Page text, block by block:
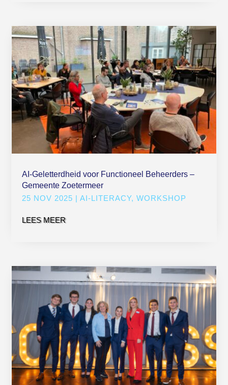
AI-Geletterdheid voor Functioneel Beheerders –
Gemeente Zoetermeer
25 NOV 2025 |AI-LITERACY,WORKSHOP
LEES MEER